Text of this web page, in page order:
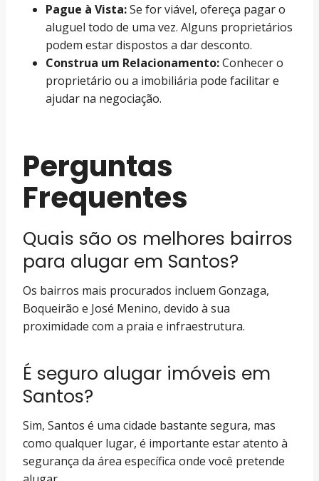
Pague à Vista:Se for viável, ofereça pagar o
aluguel todo de uma vez. Alguns proprietários
podem estar dispostos a dar desconto.
Construa um Relacionamento:Conhecer o
proprietário ou a imobiliária pode facilitar e
ajudar na negociação.
Perguntas
Frequentes
Quais são os melhores bairros
para alugar em Santos?
Os bairros mais procurados incluem Gonzaga,
Boqueirão e José Menino, devido à sua
proximidade com a praia e infraestrutura.
É seguro alugar imóveis em
Santos?
Sim, Santos é uma cidade bastante segura, mas
como qualquer lugar, é importante estar atento à
segurança da área específica onde você pretende